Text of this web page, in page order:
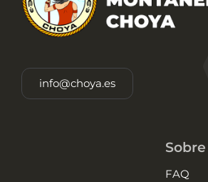
info@choya.es
FAQ